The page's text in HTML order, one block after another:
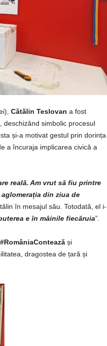
Cătălin Teslovan a fost
, deschizând simbolic procesul
și-a motivat gestul prin dorința
a încuraja implicarea civică a
reală. Am vrut să fiu printre
din ziua de
în mesajul său. Totodată, el i-
e în mâinile fiecăruia”.
#RomâniaConteazăși
dragostea de țară și